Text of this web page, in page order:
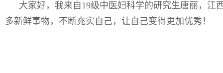
大家好，我来自 19级中医妇科学的研究生唐丽，江
多新鲜事物，不断充实自己，让自己变得更加优秀！